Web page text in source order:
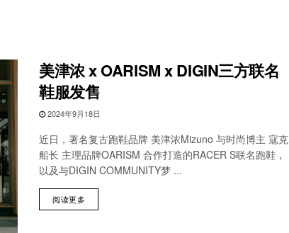
美津浓 x OARISM x DIGIN三方联名
鞋服发售
2024年9月18日
近日，著名复古跑鞋品牌 美津浓Mizuno 与时尚博主 寇克
船长 主理品牌OARISM 合作打造的RACER S联名跑鞋，
以及与DIGIN COMMUNITY梦 ...
阅读更多